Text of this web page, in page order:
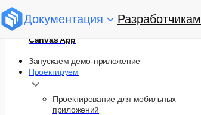
Документация Разработчикам
Canvas App
Запускаем демо-приложение
Проектируем
Проектирование для мобильных
приложений